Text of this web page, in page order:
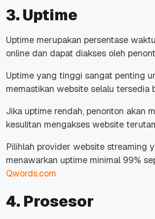
3. Uptime
Uptime merupakan persentase
online dan dapat diakses oleh
Uptime yang tinggi sangat penting
memastikan website selalu tersedia
Jika uptime rendah, penonton akan
kesulitan mengakses website
Pilihlah provider website streaming
menawarkan uptime minimal 99%
Qwords.com
4. Prosesor